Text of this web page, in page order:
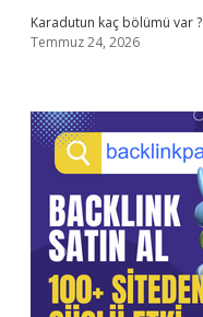
Karadutun kaç bölümü var ?
Temmuz 24, 2026